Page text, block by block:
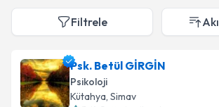
Filtrele
Psk. Betül GİRGİN
Psikoloji
Kütahya, Simav